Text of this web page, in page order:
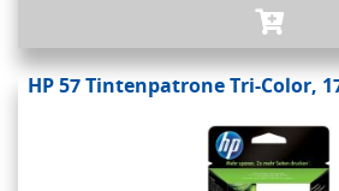
HP 57 Tintenpatrone Tri-Color,